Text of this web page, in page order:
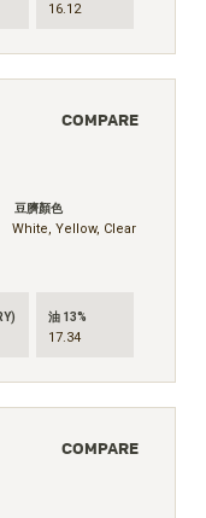
16.12
豆臍顏色
White, Yellow, Clear
油 13%
17.34
COMPARE
COMPARE